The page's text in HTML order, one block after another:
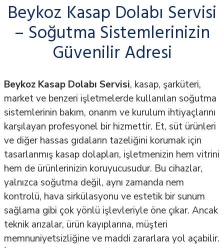
Beykoz Kasap Dolabı Servisi
– Soğutma Sistemlerinizin
Güvenilir Adresi
Beykoz Kasap Dolabı Servisi, kasap, şarküteri,
market ve benzeri işletmelerde kullanılan soğutma
sistemlerinin bakım, onarım ve kurulum ihtiyaçlarını
karşılayan profesyonel bir hizmettir. Et, süt ürünleri
ve diğer hassas gıdaların tazeliğini korumak için
tasarlanmış kasap dolapları, işletmenizin hem vitrini
hem de ürünlerinizin koruyucusudur. Bu cihazlar,
yalnızca soğutma değil, aynı zamanda nem
kontrolü, hava sirkülasyonu ve estetik bir sunum
sağlama gibi çok yönlü işlevleriyle öne çıkar. Ancak
teknik arızalar, ürün kayıplarına, müşteri
memnuniyetsizliğine ve maddi zararlara yol açabilir.